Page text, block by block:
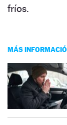
fríos.
MÁS